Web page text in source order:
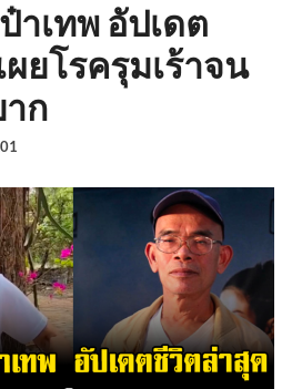
าเทพ อัปเดต
ยโรครุมเร้าจน
ก